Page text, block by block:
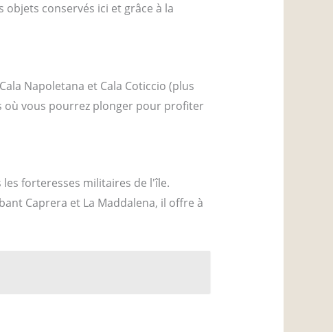
conservés ici et grâce à la
Napoletana et Cala Coticcio (plus
où vous pourrez plonger pour profiter
forteresses militaires de l'île.
Caprera et La Maddalena, il offre à